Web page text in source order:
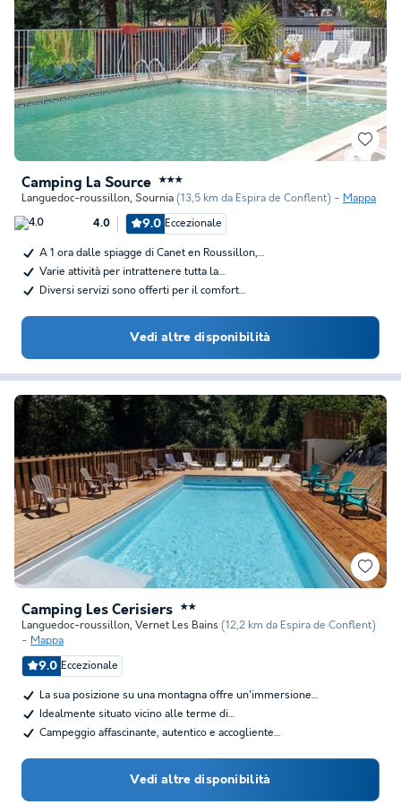
Camping La Source ★★★
Languedoc-roussillon, Sournia (13,5 km da Espira de Conflent) Mappa
4.0 9.0 Eccezionale
A 1 ora dalle spiagge di Canet en Roussillon,…
Varie attività per intrattenere tutta la…
Diversi servizi sono offerti per il comfort…
Vedi altre disponibilità
Camping Les Cerisiers ★★
Languedoc-roussillon, Vernet Les Bains (12,2 km da Espira de Conflent)
Mappa
9.0 Eccezionale
La sua posizione su una montagna offre un'immersione…
Idealmente situato vicino alle terme di…
Campeggio affascinante, autentico e accogliente…
Vedi altre disponibilità